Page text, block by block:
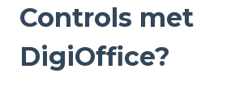
Controls met
DigiOffice?